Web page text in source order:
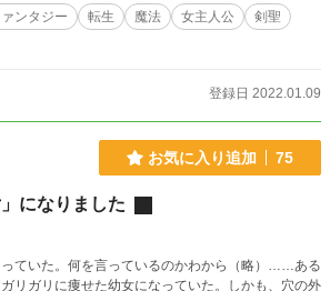
……降魔（デーモン）に悩まされていて……放って
魔（デーモン）に滅ぼされてしまうかもしれない？
立ち向かう。 現代日本に蘇った異世界最強の剣聖
査賞（ファンタジー） 受賞
ンタジー 転生 魔法 女主人公
剣聖
登録日 2022.01.09
お気に入り追加 75
になりました
ていた。何を言っているのかわから（略）……ある
リガリに痩せた幼女になっていた。しかも、穴の外